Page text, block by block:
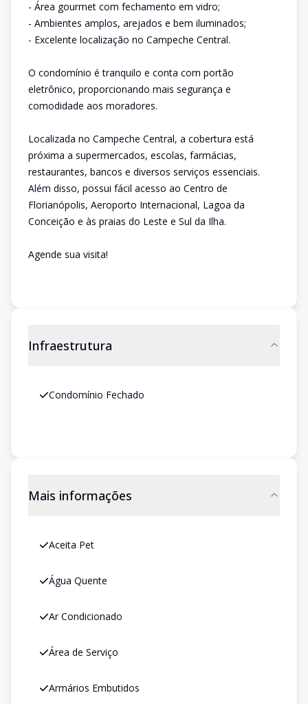
- Área gourmet com fechamento em vidro;
- Ambientes amplos, arejados e bem iluminados;
- Excelente localização no Campeche Central.
O condomínio é tranquilo e conta com portão
eletrônico, proporcionando mais segurança e
comodidade aos moradores.
Localizada no Campeche Central, a cobertura está
próxima a supermercados, escolas, farmácias,
restaurantes, bancos e diversos serviços essenciais.
Além disso, possui fácil acesso ao Centro de
Florianópolis, Aeroporto Internacional, Lagoa da
Conceição e às praias do Leste e Sul da Ilha.
Agende sua visita!
Infraestrutura
Condomínio Fechado
Mais informações
Aceita Pet
Água Quente
Ar Condicionado
Área de Serviço
Armários Embutidos